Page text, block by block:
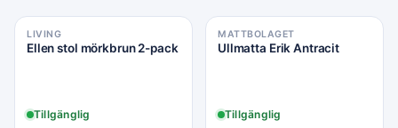
LIVING
Ellen stol mörkbrun 2-pack
Tillgänglig
MATTBOLAGET
Ullmatta Erik Antracit
Tillgänglig